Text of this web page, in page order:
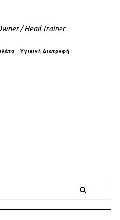
/ Ηead Trainer
Υγιεινή Διατροφή